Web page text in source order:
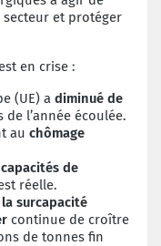
et protéger
en crise :
(UE) a diminué de
de l’année écoulée.
au chômage
de
réelle.
la surcapacité
continue de croître
de tonnes fin